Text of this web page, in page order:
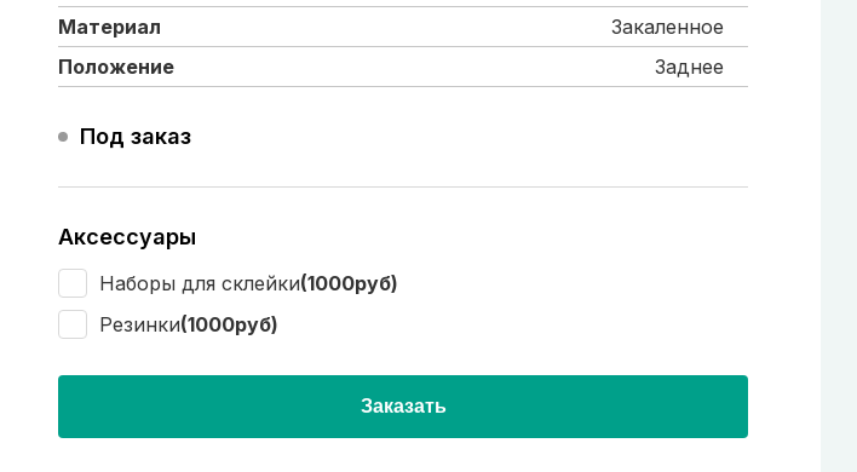
Материал
Закаленное
Положение
Заднее
Под заказ
Аксессуары
Наборы для склейки(1000руб)
Резинки(1000руб)
Заказать